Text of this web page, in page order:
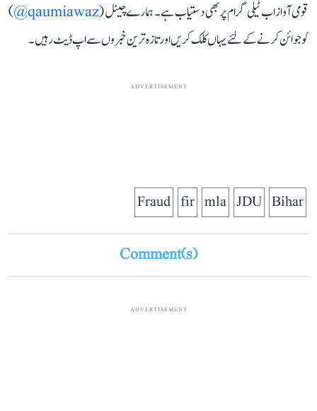
قومی آواز اب ٹیلی گرام پر بھی دستیاب ہے۔ ہمارے چینل (qaumiawaz@
)
کو جوائن کرنے کے لئے یہاں کلک کریں اور تازہ ترین خبروں سے اپ ڈیٹ رہیں۔
ADVERTISEMENT
Bihar
JDU
mla
fir
Fraud
Comment(s)
ADVERTISEMENT